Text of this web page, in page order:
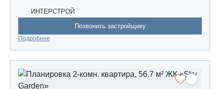
ИНТЕРСТРОЙ
Позвонить застройщику
Подробнее